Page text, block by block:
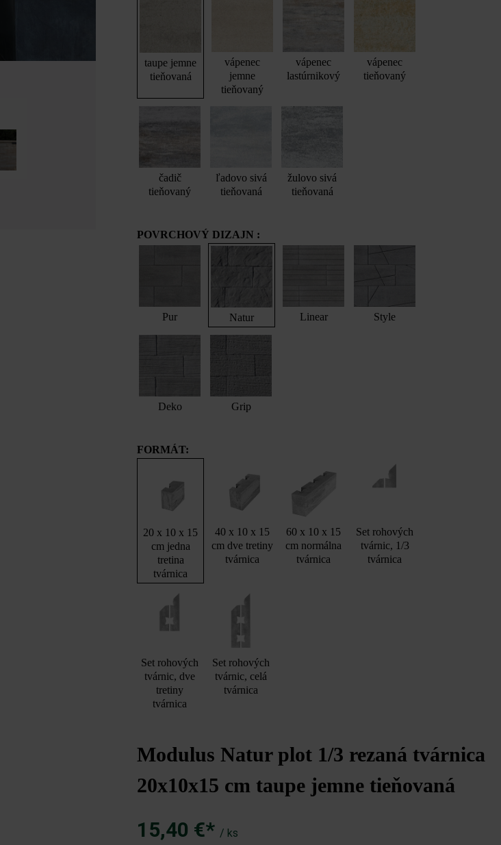
taupe jemne
tieňovaná
vápenec
jemne
tieňovaný
vápenec
lastúrnikový
vápenec
tieňovaný
čadič
tieňovaný
ľadovo sivá
tieňovaná
žulovo sivá
tieňovaná
POVRCHOVÝ DIZAJN :
Pur Natur Linear Style
Deko Grip
FORMÁT:
20 x 10 x 15
cm jedna
tretina
tvárnica
40 x 10 x 15
cm dve tretiny
tvárnica
60 x 10 x 15
cm normálna
tvárnica
Set rohových
tvárnic, 1/3
tvárnica
Set rohových
tvárnic, dve
tretiny
tvárnica
Set rohových
tvárnic, celá
tvárnica
Modulus Natur plot 1/3 rezaná tvárnica
20x10x15 cm taupe jemne tieňovaná
15,40 €* / ks